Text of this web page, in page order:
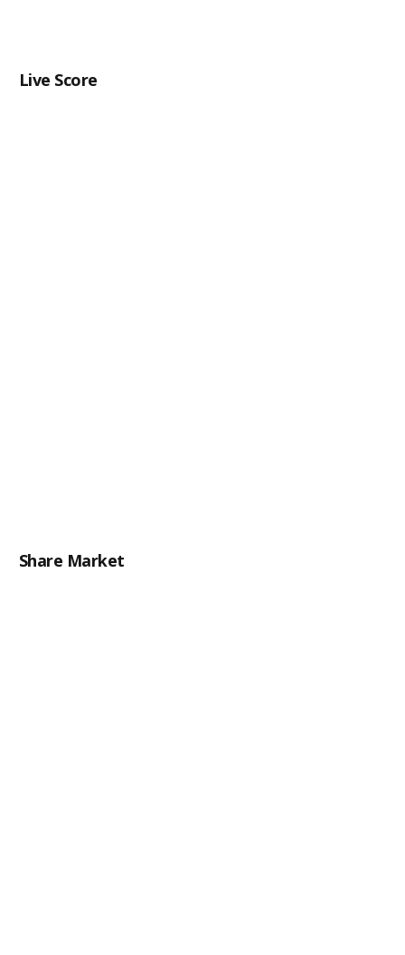
Live Score
Share Market